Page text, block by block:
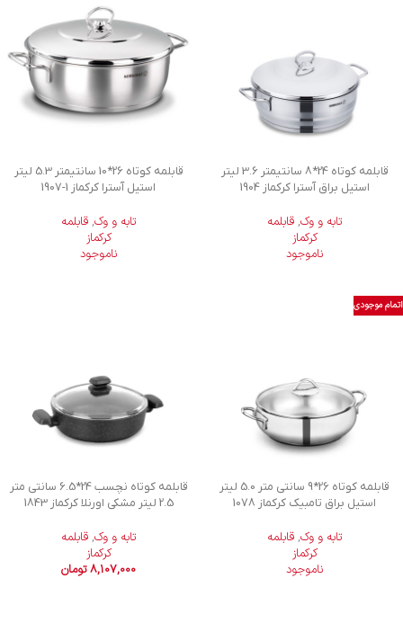
قابلمه کوتاه 24*8 سانتیمتر 3.6 لیتر
استیل براق آسترا کرکماز 1904
تابه و وک, قابلمه
کرکماز
ناموجود
قابلمه کوتاه 26*10 سانتیمتر 5.3 لیتر
استیل آسترا کرکماز 1907-1
تابه و وک, قابلمه
کرکماز
ناموجود
اتمام موجودی
قابلمه کوتاه 26*9 سانتی متر 5.0 لیتر
استیل براق تامبیک کرکماز 1078
تابه و وک, قابلمه
کرکماز
ناموجود
قابلمه کوتاه نچسب 24*6.5 سانتی متر
2.5 لیتر مشکی اورنلا کرکماز 1843
تابه و وک, قابلمه
کرکماز
8,107,000 تومان